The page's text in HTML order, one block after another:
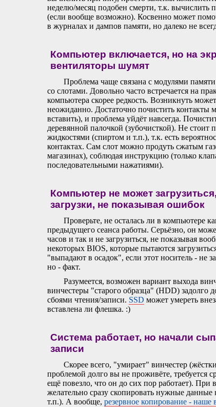
неделю/месяц подобен смерти, т.к. вычислить
(если вообще возможно). Косвенно может
в журналах и дампов памяти, но далеко не
Компьютер включается, но на
вентиляторы шумят
Проблема чаще связана с модулями
со слотами. Довольно часто встречается на
компьютера скорее редкость. Возникнуть
неожиданно. Достаточно почистить контакты
вставить), и проблема уйдёт навсегда.
деревянной палочкой (зубочисткой). Не стоит
жидкостями (спиртом и т.п.), т.к. есть
контактах. Сам слот можно продуть сжатым
магазинах), соблюдая инструкцию (только
последовательными нажатиями).
Компьютер не может
загрузки, не показывая ошибок
Проверьте, не осталась ли в компьютере
предыдущего сеанса работы. Серьёзно, он
часов и так и не загрузиться, не показывая
некоторых BIOS, которые пытаются
"выпадают в осадок", если этот носитель - не
но - факт.
Разумеется, возможен вариант выхода
винчестеры "старого образца" (HDD) задолго
сбоями чтения/записи. SSD может умереть
вставлена ли флешка. :)
Система работает, но начали
записи
Скорее всего, "умирает" винчестер
проблемой долго вы не проживёте, требуется
ещё повезло, что он до сих пор работает). При
желательно сразу скопировать нужные
т.п.). А вообще, резервное копирование - наше